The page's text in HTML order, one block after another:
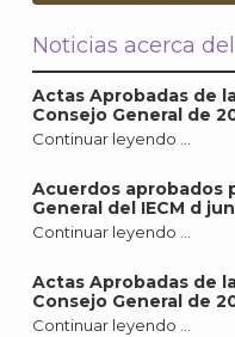
Noticias acerca del
Actas Aprobadas de
Consejo General de
Continuar leyendo …
Acuerdos aprobados
General del IECM d
Continuar leyendo …
Actas Aprobadas de
Consejo General de
Continuar leyendo …